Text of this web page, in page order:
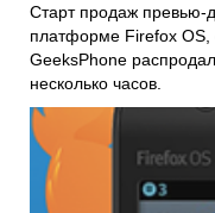
Старт продаж превью-
платформе Firefox OS,
GeeksPhone
несколько часов.